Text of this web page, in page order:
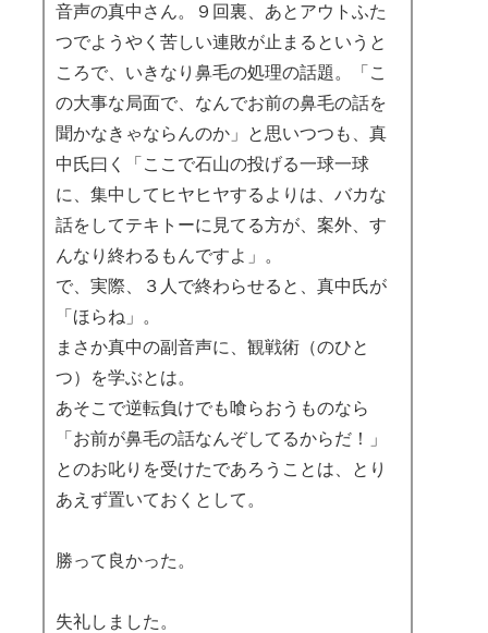
音声の真中さん。９回裏、あとアウトふた
つでようやく苦しい連敗が止まるというと
ころで、いきなり鼻毛の処理の話題。「こ
の大事な局面で、なんでお前の鼻毛の話を
聞かなきゃならんのか」と思いつつも、真
中氏曰く「ここで石山の投げる一球一球
に、集中してヒヤヒヤするよりは、バカな
話をしてテキトーに見てる方が、案外、す
んなり終わるもんですよ」。
で、実際、３人で終わらせると、真中氏が
「ほらね」。
まさか真中の副音声に、観戦術（のひと
つ）を学ぶとは。
あそこで逆転負けでも喰らおうものなら
「お前が鼻毛の話なんぞしてるからだ！」
とのお叱りを受けたであろうことは、とり
あえず置いておくとして。
勝って良かった。
失礼しました。